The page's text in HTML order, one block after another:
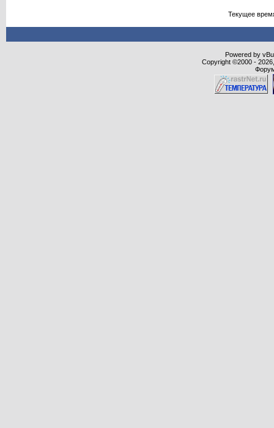
Текущее
Powered by
Copyright ©2000 -